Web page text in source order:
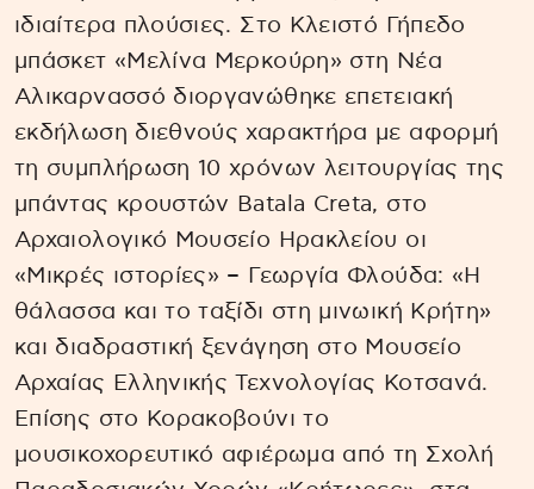
ιδιαίτερα πλούσιες. Στο Κλειστό Γήπεδο
μπάσκετ «Μελίνα Μερκούρη» στη Νέα
Αλικαρνασσό διοργανώθηκε επετειακή
εκδήλωση διεθνούς χαρακτήρα με αφορμή
τη συμπλήρωση 10 χρόνων λειτουργίας της
μπάντας κρουστών Batala Creta, στο
Αρχαιολογικό Μουσείο Ηρακλείου οι
«Μικρές ιστορίες» – Γεωργία Φλούδα: «Η
θάλασσα και το ταξίδι στη μινωική Κρήτη»
και διαδραστική ξενάγηση στο Μουσείο
Αρχαίας Ελληνικής Τεχνολογίας Κοτσανά.
Επίσης στο Κορακοβούνι το
μουσικοχορευτικό αφιέρωμα από τη Σχολή